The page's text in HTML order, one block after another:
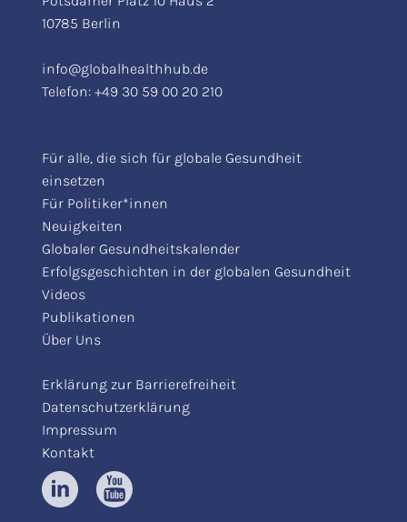
10785 Berlin
info@globalhealthhub.de
Telefon: +49 30 59 00 20 210
Für alle, die sich für globale Gesundheit
einsetzen
Für Politiker*innen
Neuigkeiten
Globaler Gesundheitskalender
Erfolgsgeschichten in der globalen Gesundheit
Videos
Publikationen
Über Uns
Erklärung zur Barrierefreiheit
Datenschutzerklärung
Impressum
Kontakt